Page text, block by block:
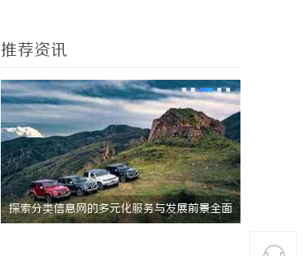
推荐资讯
揭秘！专业充电桩项目软件开发商，究竟藏着